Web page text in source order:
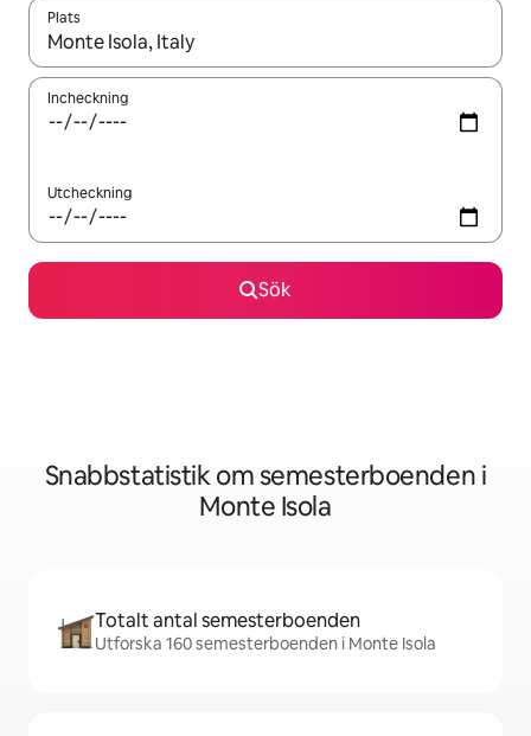
Plats
När resultaten är tillgängliga kan du navigera med upp- och
Incheckning
Utcheckning
Sök
Snabbstatistik om semesterboenden i
Monte Isola
Totalt antal semesterboenden
Utforska 160 semesterboenden i Monte Isola